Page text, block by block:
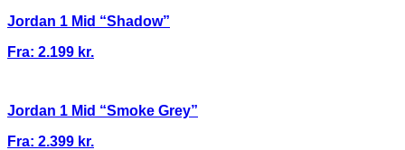
Jordan 1 Mid “Shadow”
Fra: 2.199 kr.
Jordan 1 Mid “Smoke Grey”
Fra: 2.399 kr.